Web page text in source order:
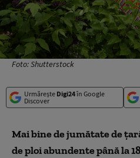
Foto: Shutterstock
Urmărește Digi24în Google
Discover
Mai bine de jumătate de
de ploi abundente până la